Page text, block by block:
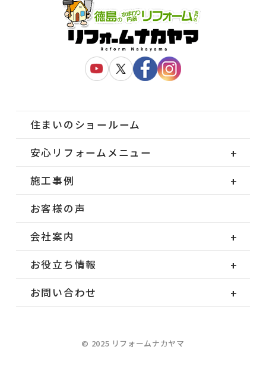
住まいのショールーム
安心リフォームメニュー
施工事例
お客様の声
会社案内
お役立ち情報
お問い合わせ
© 2025 リフォームナカヤマ